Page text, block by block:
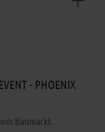
- PHOENIX
Baumarkt.